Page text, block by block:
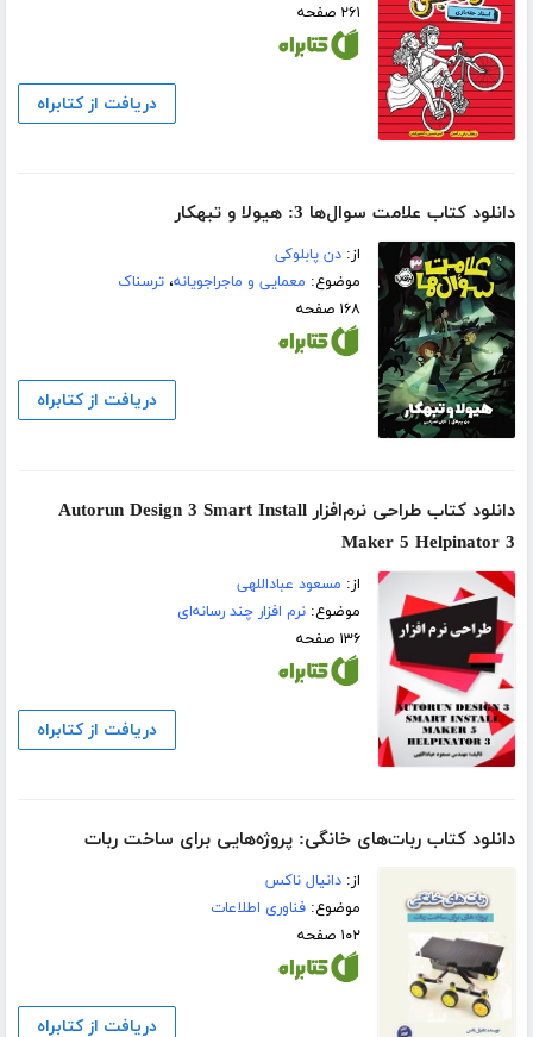
۲۶۱ صفحه
دریافت از کتابراه
دانلود کتاب علامت سوال‌ها 3: هیولا و تبهکار
از:دن پابلوکی
موضوع: معمایی و ماجراجویانه،ترسناک
۱۶۸ صفحه
دریافت از کتابراه
دانلود کتاب طراحی نرم‌افزار Autorun Design 3 Smart Install
Maker 5 Helpinator 3
از: مسعود عباداللهی
موضوع:نرم افزار چند رسانه‌ای
۱۳۶ صفحه
دریافت از کتابراه
دانلود کتاب ربات‌های خانگی: پروژه‌هایی برای ساخت ربات
از:دانیال ناکس
موضوع:فناوری اطلاعات
۱۰۲ صفحه
دریافت از کتابراه